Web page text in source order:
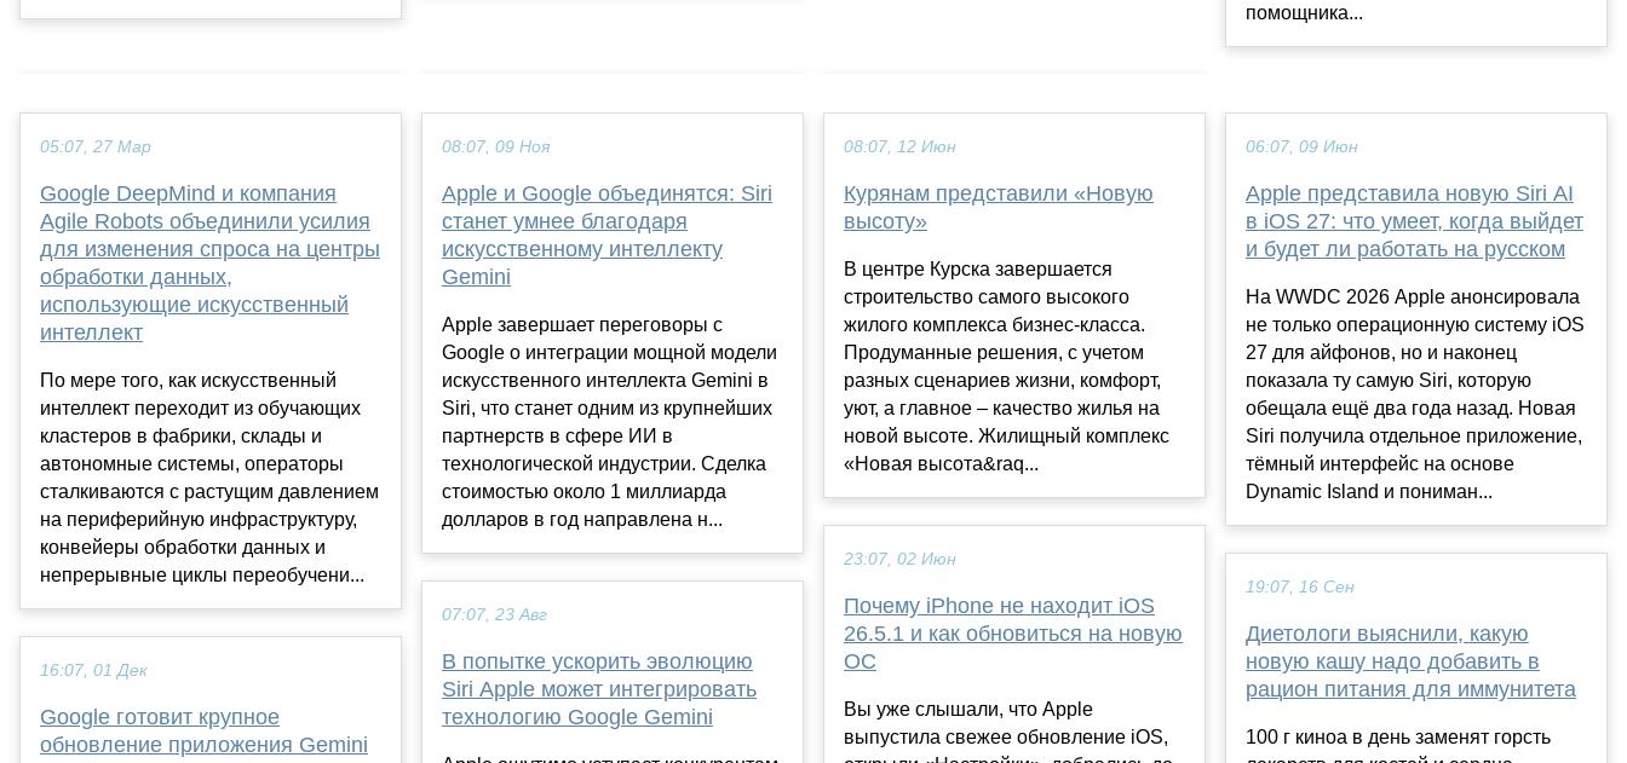
помощника...
05:07, 27 Мар
Google DeepMind и компания
Agile Robots объединили усилия
для изменения спроса на центры
обработки данных,
использующие искусственный
интеллект
По мере того, как искусственный
интеллект переходит из обучающих
кластеров в фабрики, склады и
автономные системы, операторы
сталкиваются с растущим давлением
на периферийную инфраструктуру,
конвейеры обработки данных и
непрерывные циклы переобучени...
16:07, 01 Дек
Google готовит крупное
обновление приложения Gemini
08:07, 09 Ноя
Apple и Google объединятся: Siri
станет умнее благодаря
искусственному интеллекту
Gemini
Apple завершает переговоры с
Google о интеграции мощной модели
искусственного интеллекта Gemini в
Siri, что станет одним из крупнейших
партнерств в сфере ИИ в
технологической индустрии. Сделка
стоимостью около 1 миллиарда
долларов в год направлена н...
07:07, 23 Авг
В попытке ускорить эволюцию
Siri Apple может интегрировать
технологию Google Gemini
08:07, 12 Июн
Курянам представили «Новую
высоту»
В центре Курска завершается
строительство самого высокого
жилого комплекса бизнес-класса.
Продуманные решения, с учетом
разных сценариев жизни, комфорт,
уют, а главное – качество жилья на
новой высоте. Жилищный комплекс
«Новая высота&raq...
23:07, 02 Июн
Почему iPhone не находит iOS
26.5.1 и как обновиться на новую
ОС
Вы уже слышали, что Apple
выпустила свежее обновление iOS,
06:07, 09 Июн
Apple представила новую Siri AI
в iOS 27: что умеет, когда выйдет
и будет ли работать на русском
На WWDC 2026 Apple анонсировала
не только операционную систему iOS
27 для айфонов, но и наконец
показала ту самую Siri, которую
обещала ещё два года назад. Новая
Siri получила отдельное приложение,
тёмный интерфейс на основе
Dynamic Island и пониман...
19:07, 16 Сен
Диетологи выяснили, какую
новую кашу надо добавить в
рацион питания для иммунитета
100 г киноа в день заменят горсть